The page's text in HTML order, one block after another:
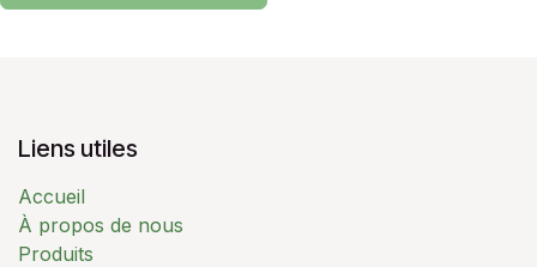
Liens utiles
Accueil
À propos de nous
Produits